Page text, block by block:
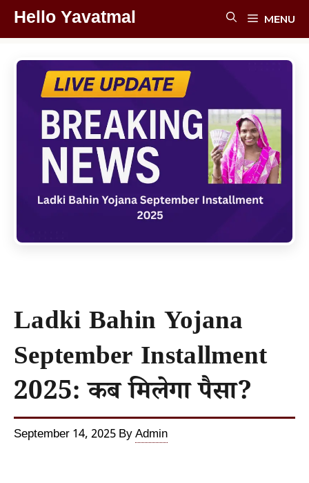
SkipHello Yavatmal MENU
Ladki Bahin Yojana
September Installment
2025: कब मिलेगा पैसा?
September 14, 2025 ByAdmin